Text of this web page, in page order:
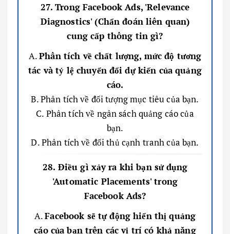
27. Trong Facebook Ads, 'Relevance
Diagnostics' (Chẩn đoán liên quan)
cung cấp thông tin gì?
A.Phân tích về chất lượng, mức độ tương
tác và tỷ lệ chuyển đổi dự kiến của quảng
cáo.
B. Phân tích về đối tượng mục tiêu của bạn.
C. Phân tích về ngân sách quảng cáo của
bạn.
D. Phân tích về đối thủ cạnh tranh của bạn.
28. Điều gì xảy ra khi bạn sử dụng
'Automatic Placements' trong
Facebook Ads?
A.Facebook sẽ tự động hiển thị quảng
cáo của bạn trên các vị trí có khả năng